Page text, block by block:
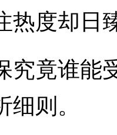
热度却日
竟谁能
则。